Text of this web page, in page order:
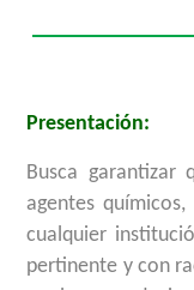
Presentación:
Busca garantizar
agentes
cualquier
pertinente y con